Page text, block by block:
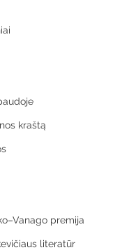
kraštą
premija
literatūr